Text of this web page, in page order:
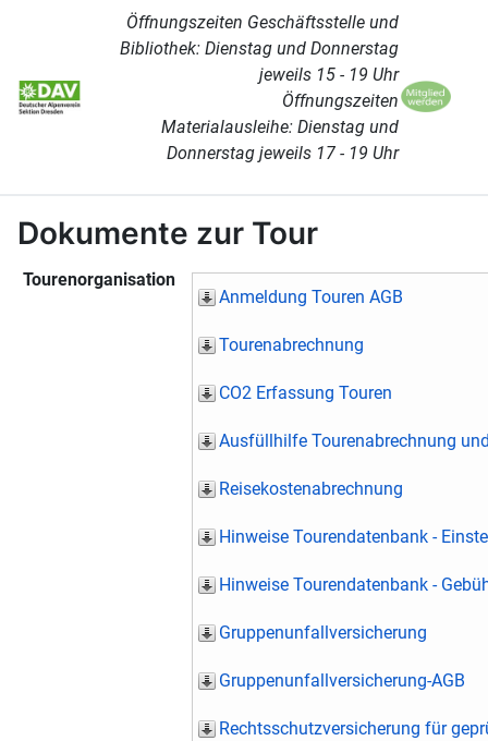
Öffnungszeiten Geschäftsstelle und
Bibliothek: Dienstag und Donnerstag
jeweils 15 - 19 Uhr
Öffnungszeiten
Materialausleihe: Dienstag und
Donnerstag jeweils 17 - 19 Uhr
Dokumente zur Tour
Tourenorganisation
Anmeldung Touren AGB
Tourenabrechnung
CO2 Erfassung Touren
Ausfüllhilfe Tourenabrechnung
Reisekostenabrechnung
Hinweise Tourendatenbank -
Hinweise Tourendatenbank -
Gruppenunfallversicherung
Gruppenunfallversicherung-AGB
Rechtsschutzversicherung für